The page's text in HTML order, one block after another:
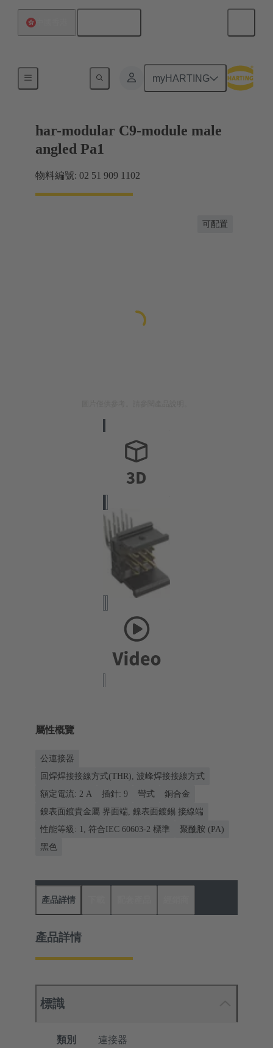
myHARTING
主機板到子插件板連接
har-modular C9-module male
angled Pa1
物料編號: 02 51 909 1102
可配置
屬性概覽
公連接器
回焊焊接接線方式(THR), 波峰焊接接線方式
額定電流: ‌2 A
插針: 9 彎式
銅合金
鎳表面鍍貴金屬 界面端, 鎳表面鍍錫 接線端
性能等級: 1, 符合IEC 60603-2 標準
聚酰胺 (PA)
黑色
產品詳情
產品詳情
標識
類別
連接器